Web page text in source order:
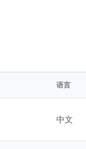
语言
中文